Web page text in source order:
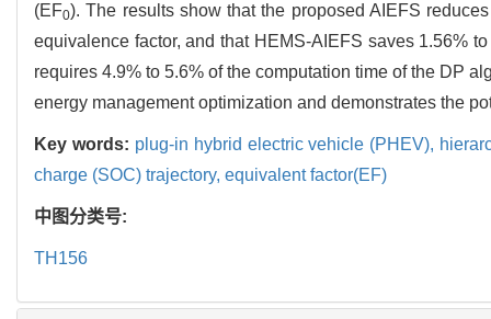
(EF0). The results show that the proposed AIEFS
equivalence factor, and that HEMS-AIEFS saves 1.56%
requires 4.9% to 5.6% of the computation time of the DP
energy management optimization and demonstrates the
Key words: plug-in hybrid electric vehicle (PHEV),
charge (SOC) trajectory, equivalent factor(EF)
中图分类号:
TH156